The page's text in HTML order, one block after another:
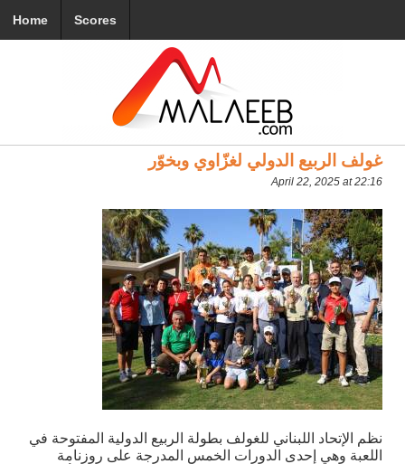
Home Scores
غولف الربيع الدولي لغزّاوي وبخوّر
April 22, 2025 at 22:16
نظم الإتحاد اللبناني للغولف بطولة الربيع الدولية المفتوحة في
اللعبة وهي إحدى الدورات الخمس المدرجة على روزنامة